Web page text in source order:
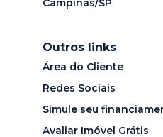
Campinas/SP
Outros links
Área do Cliente
Redes Sociais
Simule seu
Avaliar Imóvel Grátis